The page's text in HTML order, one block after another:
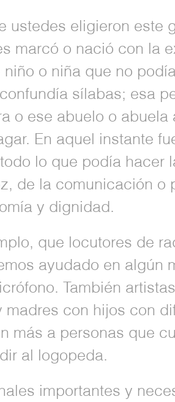
ustedes eligieron este
marcó o nació con la
o niña que no
sílabas; esa
o ese abuelo o abuela
En aquel instante
lo que podía hacer
de la comunicación o
y dignidad.
que locutores de
ayudado en algún
También
madres con hijos con
más a personas que
al logopeda.
importantes y